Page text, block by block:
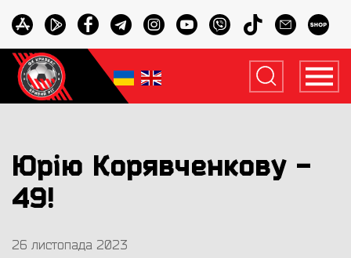
Юрію Корявченкову -
49!
26 листопада 2023